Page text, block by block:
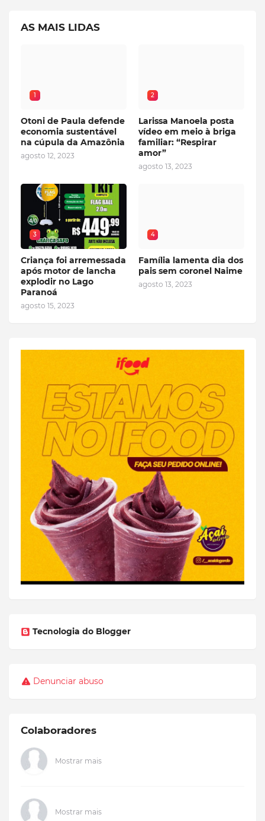
AS MAIS LIDAS
1
Otoni de Paula defende
economia sustentável
na cúpula da Amazônia
agosto 12, 2023
2
Larissa Manoela posta
vídeo em meio à briga
familiar: “Respirar
amor”
agosto 13, 2023
3
Criança foi arremessada
após motor de lancha
explodir no Lago
Paranoá
agosto 15, 2023
4
Família lamenta dia dos
pais sem coronel Naime
agosto 13, 2023
Tecnologia do Blogger
Denunciar abuso
Colaboradores
Mostrar mais
Mostrar mais